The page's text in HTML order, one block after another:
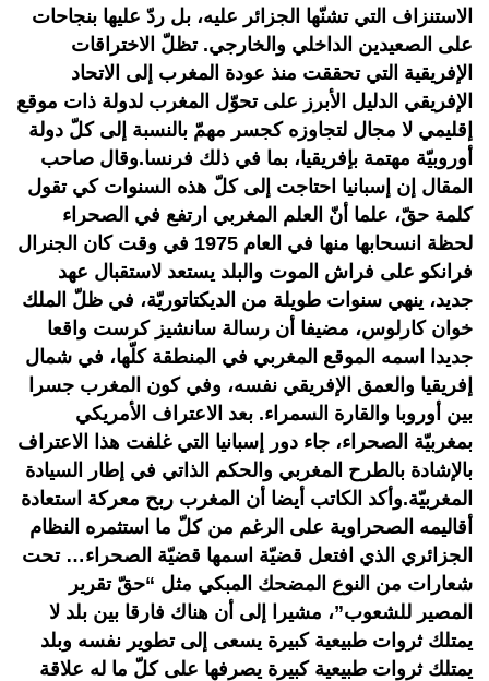
الاستنزاف التي تشنّها الجزائر عليه، بل ردّ عليها بنجاحات
على الصعيدين الداخلي والخارجي. تظلّ الاختراقات
الإفريقية التي تحققت منذ عودة المغرب إلى الاتحاد
الإفريقي الدليل الأبرز على تحوّل المغرب لدولة ذات موقع
إقليمي لا مجال لتجاوزه كجسر مهمّ بالنسبة إلى كلّ دولة
أوروبيّة مهتمة بإفريقيا، بما في ذلك فرنسا.وقال صاحب
المقال إن إسبانيا احتاجت إلى كلّ هذه السنوات كي تقول
كلمة حقّ، علما أنّ العلم المغربي ارتفع في الصحراء
لحظة انسحابها منها في العام 1975 في وقت كان الجنرال
فرانكو على فراش الموت والبلد يستعد لاستقبال عهد
جديد، ينهي سنوات طويلة من الديكتاتوريّة، في ظلّ الملك
خوان كارلوس، مضيفا أن رسالة سانشيز كرست واقعا
جديدا اسمه الموقع المغربي في المنطقة كلّها، في شمال
إفريقيا والعمق الإفريقي نفسه، وفي كون المغرب جسرا
بين أوروبا والقارة السمراء. بعد الاعتراف الأمريكي
بمغربيّة الصحراء، جاء دور إسبانيا التي غلفت هذا الاعتراف
بالإشادة بالطرح المغربي والحكم الذاتي في إطار السيادة
المغربيّة.وأكد الكاتب أيضا أن المغرب ربح معركة استعادة
أقاليمه الصحراوية على الرغم من كلّ ما استثمره النظام
الجزائري الذي افتعل قضيّة اسمها قضيّة الصحراء… تحت
شعارات من النوع المضحك المبكي مثل “حقّ تقرير
المصير للشعوب”، مشيرا إلى أن هناك فارقا بين بلد لا
يمتلك ثروات طبيعية كبيرة يسعى إلى تطوير نفسه وبلد
يمتلك ثروات طبيعية كبيرة يصرفها على كلّ ما له علاقة